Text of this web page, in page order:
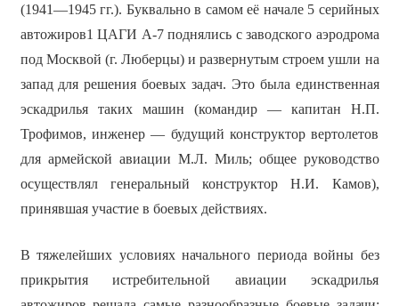
(1941—1945 гг.). Буквально в самом её начале 5 серийных
автожиров1 ЦАГИ А-7 поднялись с заводского аэродрома
под Москвой (г. Люберцы) и развернутым строем ушли на
запад для решения боевых задач. Это была единственная
эскадрилья таких машин (командир — капитан Н.П.
Трофимов, инженер — будущий конструктор вертолетов
для армейской авиации М.Л. Миль; общее руководство
осуществлял генеральный конструктор Н.И. Камов),
принявшая участие в боевых действиях.
В тяжелейших условиях начального периода войны без
прикрытия истребительной авиации эскадрилья